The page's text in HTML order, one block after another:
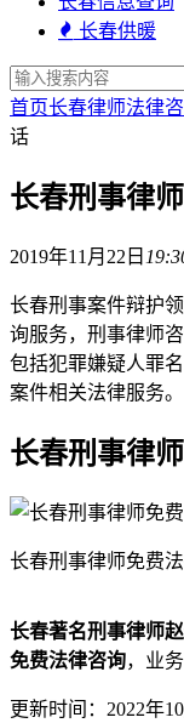
长春供暖
首页长春律师法律
话
长春刑事律
2019年11月22日
长春刑事案件辩护
询服务，刑事律师
包括犯罪嫌疑人罪
案件相关法律服务。
长春刑事律
长春刑事律师免费
长春著名刑事律师
免费法律咨询，业
更新时间：2022年